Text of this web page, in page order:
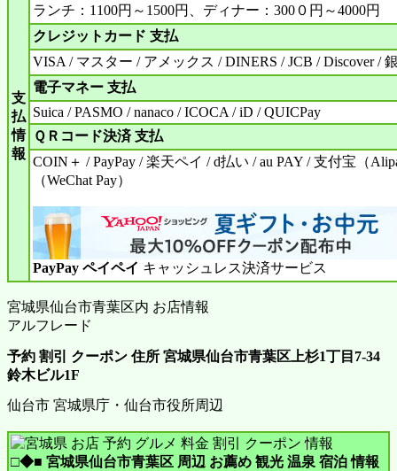
支
払
情
報
ランチ：1100円～1500円、ディナー：300０円～4000円
クレジットカード 支払
VISA / マスター / アメックス / DINERS / JCB / Discover /
電子マネー 支払
Suica / PASMO / nanaco / ICOCA / iD / QUICPay
ＱＲコード決済 支払
COIN＋ / PayPay / 楽天ペイ / d払い / au PAY / 支付宝（
（WeChat Pay）
PayPay ペイペイ キャッシュレス決済サービス
宮城県仙台市青葉区内 お店情報
アルフレード
予約 割引 クーポン 住所 宮城県仙台市青葉区上杉1丁目7-34
鈴木ビル1F
仙台市 宮城県庁・仙台市役所周辺
□◆■ 宮城県仙台市青葉区 周辺 お薦め 観光 温泉 宿泊 情報